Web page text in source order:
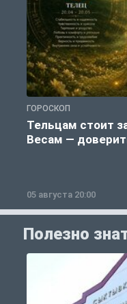
ГОРОСКОП
Тельцам стоит
Весам —
05 августа 20:00
Полезно